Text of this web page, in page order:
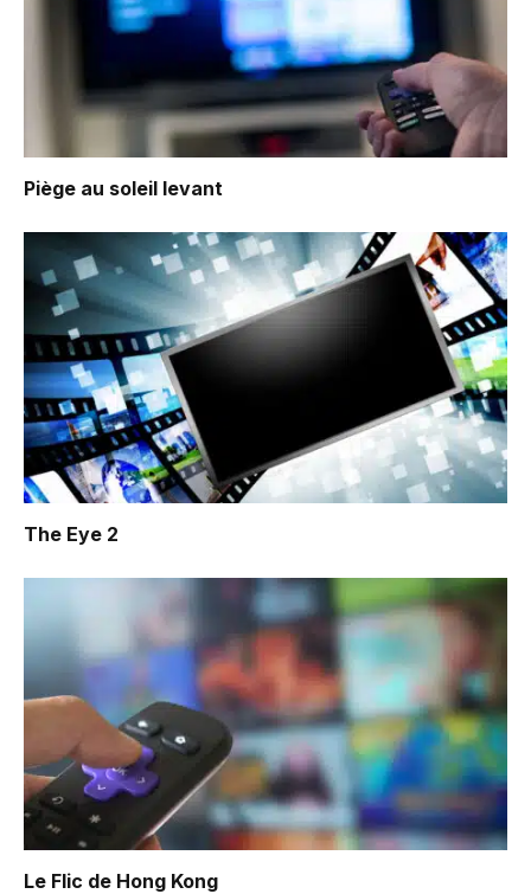
Piège au soleil levant
The Eye 2
Le Flic de Hong Kong